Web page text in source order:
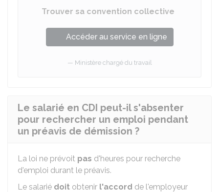
Trouver sa convention collective
Accéder au service en ligne
Ministère chargé du travail
Le salarié en CDI peut-il s'absenter
pour rechercher un emploi pendant
un préavis de démission ?
La loi ne prévoit pas d'heures pour recherche
d'emploi durant le préavis.
Le salarié doit obtenir l'accord de l'employeur